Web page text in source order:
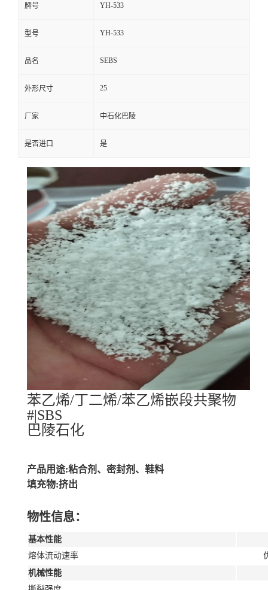
牌号 YH-533
型号 YH-533
品名 SEBS
外形尺寸 25
厂家 中石化巴陵
是否进口 是
苯乙烯/丁二烯/苯乙烯嵌段共聚物
#|SBS
巴陵石化
产品用途:粘合剂、密封剂、鞋料
填充物:挤出
物性信息：
基本性能
熔体流动速率
机械性能